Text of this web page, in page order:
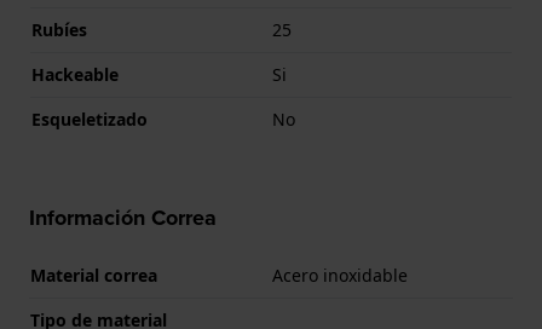
Rubíes
25
Hackeable
Si
Esqueletizado
No
Información Correa
Material correa
Acero inoxidable
Tipo de material